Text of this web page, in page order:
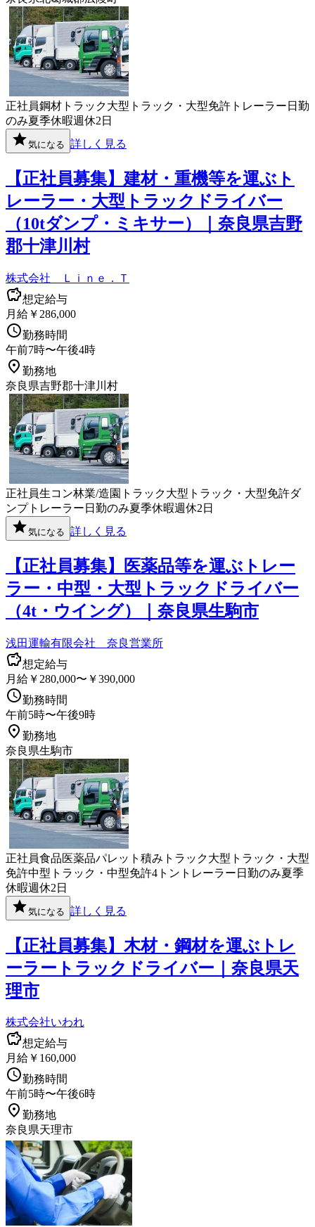
正社員鋼材 トラック大型トラック・大型免許 トレーラー 日勤
のみ夏季休暇週休2日
気になる 詳しく見る
【正社員募集】建材・重機等を運ぶト
レーラー・大型トラックドライバー
（10tダンプ・ミキサー）｜奈良県吉野
郡十津川村
株式会社 Ｌｉｎｅ．Ｔ
想定給与
月給￥286,000
勤務時間
午前7時〜午後4時
勤務地
奈良県吉野郡十津川村
正社員生コン林業/造園 トラック大型トラック・大型免許ダ
ンプトレーラー 日勤のみ夏季休暇週休2日
気になる 詳しく見る
【正社員募集】医薬品等を運ぶトレー
ラー・中型・大型トラックドライバー
（4t・ウイング）｜奈良県生駒市
浅田運輸有限会社 奈良営業所
想定給与
月給￥280,000〜￥390,000
勤務時間
午前5時〜午後9時
勤務地
奈良県生駒市
正社員食品医薬品パレット積み トラック大型トラック・大型
免許中型トラック・中型免許4トン トレーラー 日勤のみ夏季
休暇週休2日
気になる 詳しく見る
【正社員募集】木材・鋼材を運ぶトレ
ーラートラックドライバー｜奈良県天
理市
株式会社いわれ
想定給与
月給￥160,000
勤務時間
午前5時〜午後6時
勤務地
奈良県天理市